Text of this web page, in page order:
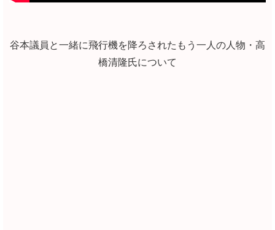
谷本議員と一緒に飛行機を降ろされたもう一人の人物・高
橋清隆氏について